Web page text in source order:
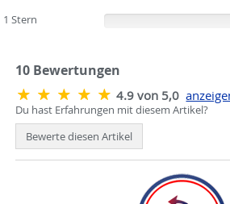
1 Stern
10 Bewertungen
4.9 von 5,0
Du hast Erfahrungen mit diesem Artikel?
Bewerte diesen Artikel